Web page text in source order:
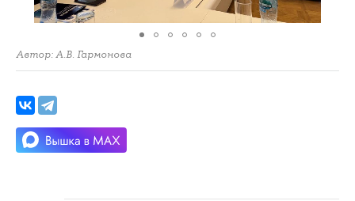
Автор: А.В. Гармонова